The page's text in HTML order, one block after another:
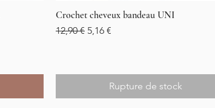
Aperçu rapide
Crochet cheveux bandeau UNI
Prix original
12,90 € Prix promotionnel
5,16 €
Rupture de stock